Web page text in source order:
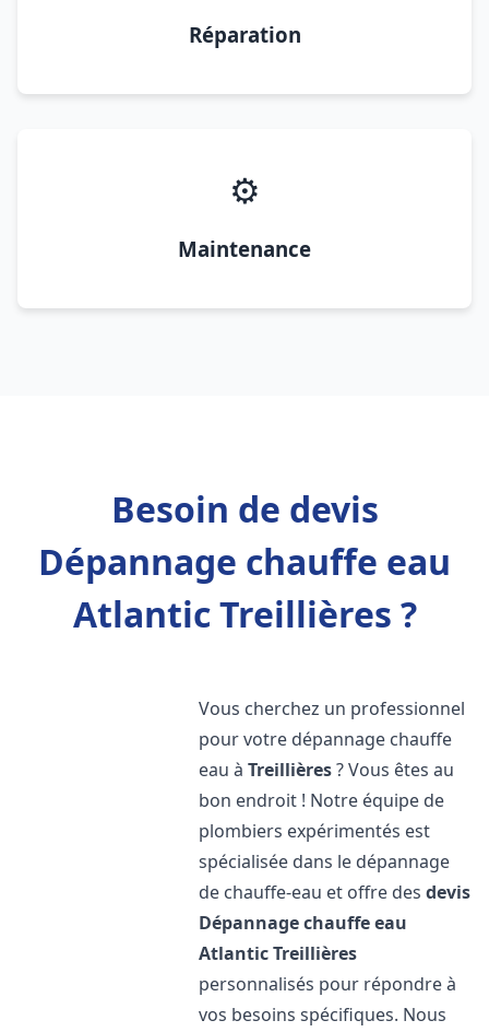
Réparation
⚙️
Maintenance
Besoin de devis
Dépannage chauffe eau
Atlantic Treillières ?
Vous cherchez un professionnel
pour votre dépannage chauffe
eau àTreillières? Vous êtes au
bon endroit ! Notre équipe de
plombiers expérimentés est
spécialisée dans le dépannage
de chauffe-eau et offre desdevis
Dépannage chauffe eau
AtlanticTreillières
personnalisés pour répondre à
vos besoins spécifiques. Nous